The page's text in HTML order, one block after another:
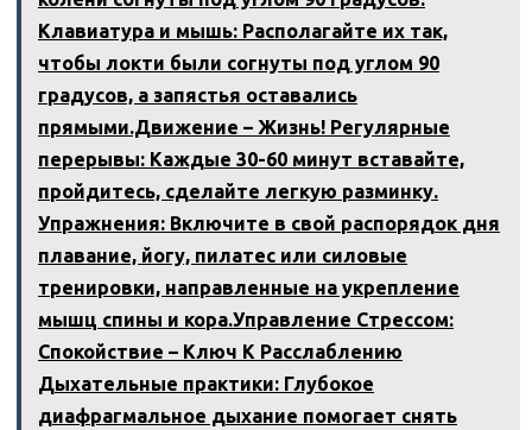
Клавиатура и мышь: Располагайте их так,
чтобы локти были согнуты под углом 90
градусов, а запястья оставались
прямыми.Движение – Жизнь! Регулярные
перерывы: Каждые 30-60 минут вставайте,
пройдитесь, сделайте легкую разминку.
Упражнения: Включите в свой распорядок дня
плавание, йогу, пилатес или силовые
тренировки, направленные на укрепление
мышц спины и кора.Управление Стрессом:
Спокойствие – Ключ К Расслаблению
Дыхательные практики: Глубокое
диафрагмальное дыхание помогает снять